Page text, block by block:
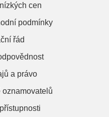
cen
podmínky
řád
a právo
oznamovatelů